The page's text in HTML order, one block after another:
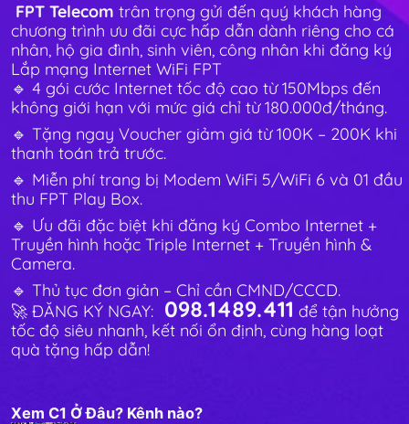
FPT Telecom trân trọng gửi đến quý khách hàng
chương trình ưu đãi cực hấp dẫn dành riêng cho cá
nhân, hộ gia đình, sinh viên, công nhân khi đăng ký
Lắp mạng Internet WiFi FPT
🔹 4 gói cước Internet tốc độ cao từ 150Mbps đến
không giới hạn với mức giá chỉ từ 180.000đ/tháng.
🔹 Tặng ngay Voucher giảm giá từ 100K – 200K khi
thanh toán trả trước.
🔹 Miễn phí trang bị Modem WiFi 5/WiFi 6 và 01 đầu
thu FPT Play Box.
🔹 Ưu đãi đặc biệt khi đăng ký Combo Internet +
Truyền hình hoặc Triple Internet + Truyền hình &
Camera.
🔹 Thủ tục đơn giản – Chỉ cần CMND/CCCD.
🚀 ĐĂNG KÝ NGAY: 098.1489.411 để tận hưởng
tốc độ siêu nhanh, kết nối ổn định, cùng hàng loạt
quà tặng hấp dẫn!
Xem C1 Ở Đâu? Kênh nào?